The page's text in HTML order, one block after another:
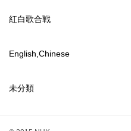
紅白歌合戦
English,Chinese
未分類